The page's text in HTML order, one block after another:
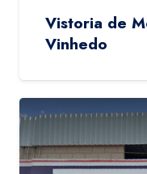
Vistoria de
Vinhedo